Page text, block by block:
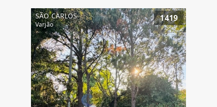
SÃO CARLOS
Varjão
1419